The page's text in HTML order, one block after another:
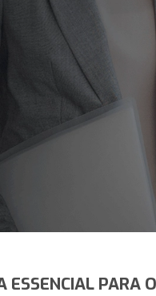
ESSENCIAL PARA